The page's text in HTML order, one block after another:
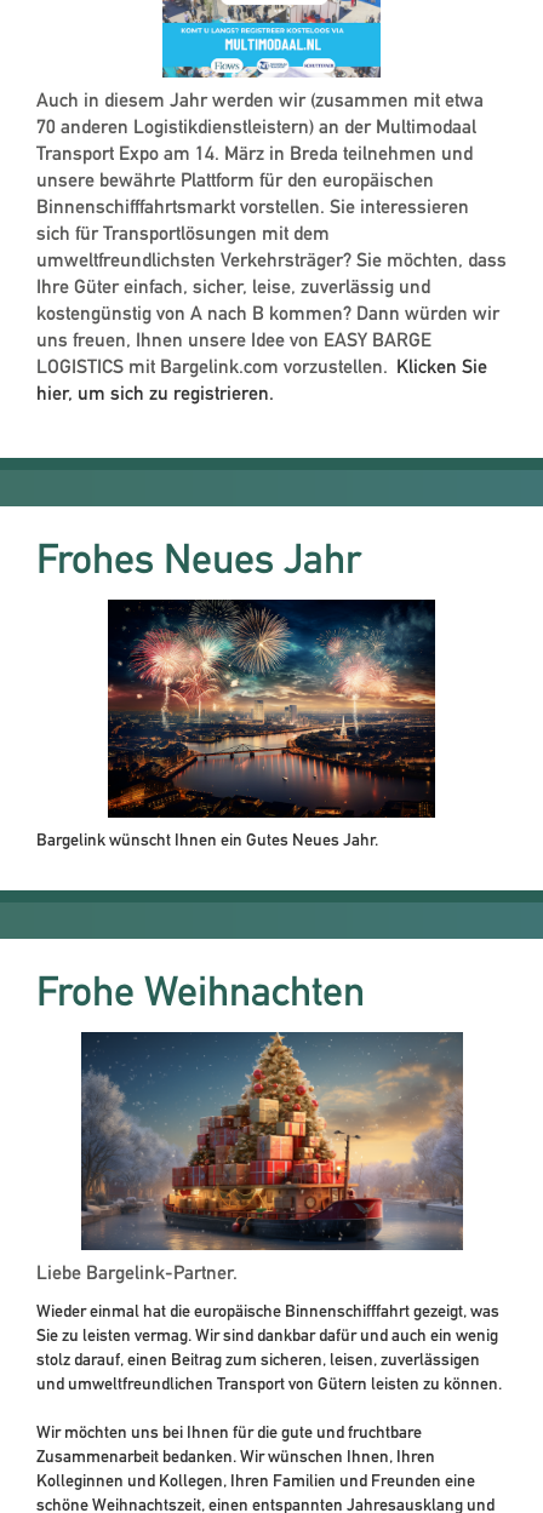
Auch in diesem Jahr werden wir (zusammen mit etwa
70 anderen Logistikdienstleistern) an der Multimodaal
Transport Expo am 14. März in Breda teilnehmen und
unsere bewährte Plattform für den europäischen
Binnenschifffahrtsmarkt vorstellen. Sie interessieren
sich für Transportlösungen mit dem
umweltfreundlichsten Verkehrsträger? Sie möchten, dass
Ihre Güter einfach, sicher, leise, zuverlässig und
kostengünstig von A nach B kommen? Dann würden wir
uns freuen, Ihnen unsere Idee von EASY BARGE
LOGISTICS mit Bargelink.com vorzustellen. Klicken Sie
hier, um sich zu registrieren.
Frohes Neues Jahr
Bargelink wünscht Ihnen ein Gutes Neues Jahr.
Frohe Weihnachten
Liebe Bargelink-Partner.
Wieder einmal hat die europäische Binnenschifffahrt gezeigt, was
Sie zu leisten vermag. Wir sind dankbar dafür und auch ein wenig
stolz darauf, einen Beitrag zum sicheren, leisen, zuverlässigen
und umweltfreundlichen Transport von Gütern leisten zu können.
Wir möchten uns bei Ihnen für die gute und fruchtbare
Zusammenarbeit bedanken. Wir wünschen Ihnen, Ihren
Kolleginnen und Kollegen, Ihren Familien und Freunden eine
schöne Weihnachtszeit, einen entspannten Jahresausklang und